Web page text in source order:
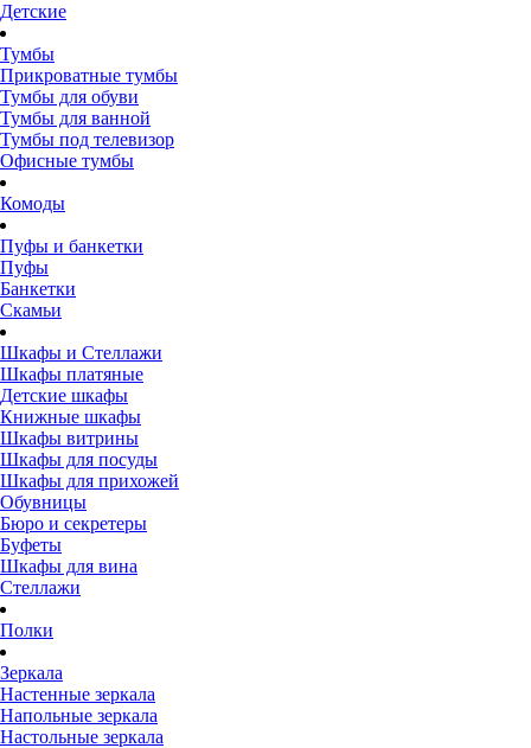
Детские
Тумбы
Прикроватные тумбы
Тумбы для обуви
Тумбы для ванной
Тумбы под телевизор
Офисные тумбы
Комоды
Пуфы и банкетки
Пуфы
Банкетки
Скамьи
Шкафы и Стеллажи
Шкафы платяные
Детские шкафы
Книжные шкафы
Шкафы витрины
Шкафы для посуды
Шкафы для прихожей
Обувницы
Бюро и секретеры
Буфеты
Шкафы для вина
Стеллажи
Полки
Зеркала
Настенные зеркала
Напольные зеркала
Настольные зеркала